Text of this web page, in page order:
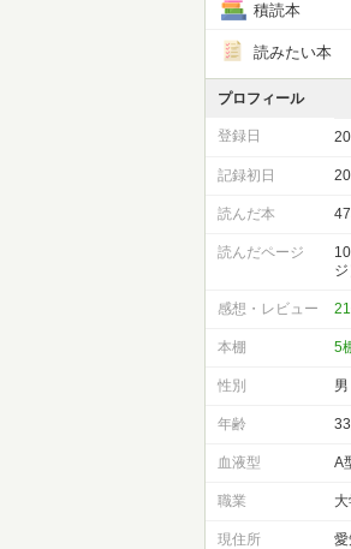
積読本
読みたい本
プロフィール
登録日
記録初日
読んだ本
読んだページ
ジ
感想・レビュー
本棚 5
性別 男
年齢
血液型 A
職業
現住所 愛